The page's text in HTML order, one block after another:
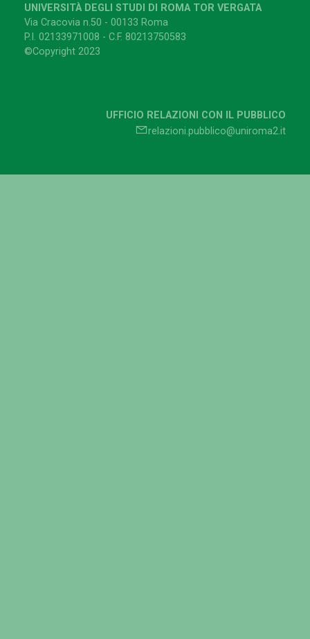
UNIVERSITÀ DEGLI STUDI DI ROMA TOR VERGATA
Via Cracovia n.50 - 00133 Roma
P.I. 02133971008 - C.F. 80213750583
©Copyright 2023
UFFICIO RELAZIONI CON IL PUBBLICO
relazioni.pubblico@uniroma2.it